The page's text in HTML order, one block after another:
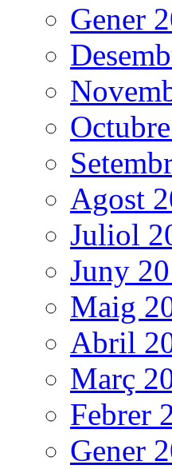
Gener
Agost
Juliol
Juny
Maig
Abril
Març
Febrer
Gener